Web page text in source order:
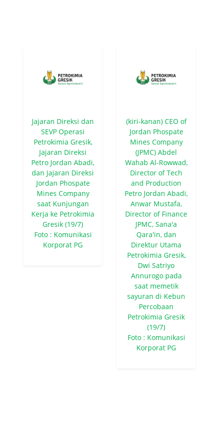
Jajaran Direksi dan
SEVP Operasi
Petrokimia Gresik,
Jajaran Direksi
Petro Jordan Abadi,
dan Jajaran Direksi
Jordan Phospate
Mines Company
saat Kunjungan
Kerja ke Petrokimia
Gresik (19/7)
Foto : Komunikasi
Korporat PG
(kiri-kanan) CEO of
Jordan Phospate
Mines Company
(JPMC) Abdel
Wahab Al-Rowwad,
Director of Tech
and Production
Petro Jordan Abadi,
Anwar Mustafa,
Director of Finance
JPMC, Sana'a
Qara'in, dan
Direktur Utama
Petrokimia Gresik,
Dwi Satriyo
Annurogo pada
saat memetik
sayuran di Kebun
Percobaan
Petrokimia Gresik
(19/7)
Foto : Komunikasi
Korporat PG